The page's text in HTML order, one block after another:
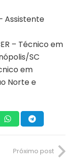
Assistente
– Técnico em
SC
em
Norte e
Próximo post